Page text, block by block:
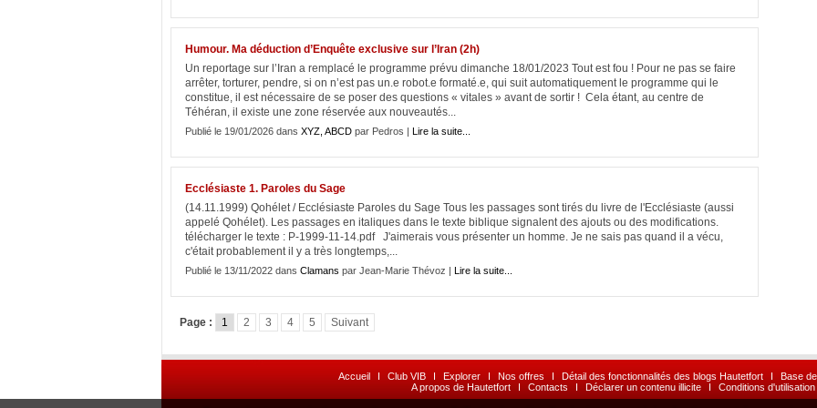
Humour. Ma déduction d’Enquête exclusive sur l’Iran (2h)
Un reportage sur l’Iran a remplacé le programme prévu dimanche 18/01/2023 Tout est fou ! Pour ne pas se faire
arrêter, torturer, pendre, si on n’est pas un.e robot.e formaté.e, qui suit automatiquement le programme qui le
constitue, il est nécessaire de se poser des questions « vitales » avant de sortir ! Cela étant, au centre de
Téhéran, il existe une zone réservée aux nouveautés...
Publié le 19/01/2026 dans XYZ, ABCD par Pedros | Lire la suite...
Ecclésiaste 1. Paroles du Sage
(14.11.1999) Qohélet / Ecclésiaste Paroles du Sage Tous les passages sont tirés du livre de l'Ecclésiaste (aussi
appelé Qohélet). Les passages en italiques dans le texte biblique signalent des ajouts ou des modifications.
télécharger le texte : P-1999-11-14.pdf J'aimerais vous présenter un homme. Je ne sais pas quand il a vécu,
c'était probablement il y a très longtemps,...
Publié le 13/11/2022 dans Clamans par Jean-Marie Thévoz | Lire la suite...
Page : 1 2 3 4 5 Suivant
Accueil I Club VIB I Explorer I Nos offres I Détail des fonctionnalités des blogs Hautetfort I
Base
A propos de Hautetfort
I Contacts I Déclarer un contenu illicite I Conditions d'utilisation